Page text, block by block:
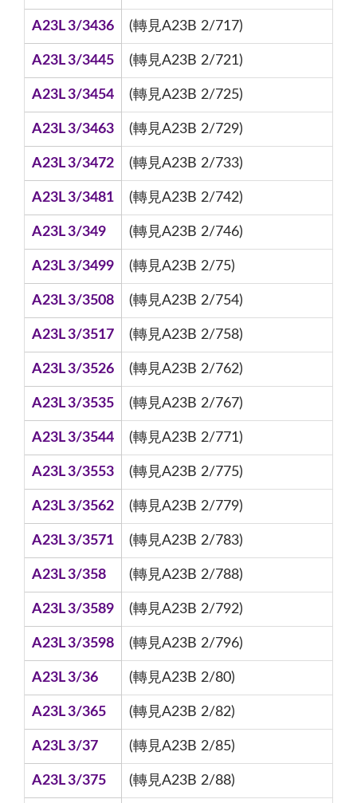
A23L 3/3436 (轉見A23B 2/717)
A23L 3/3445 (轉見A23B 2/721)
A23L 3/3454 (轉見A23B 2/725)
A23L 3/3463 (轉見A23B 2/729)
A23L 3/3472 (轉見A23B 2/733)
A23L 3/3481 (轉見A23B 2/742)
A23L 3/349 (轉見A23B 2/746)
A23L 3/3499 (轉見A23B 2/75)
A23L 3/3508 (轉見A23B 2/754)
A23L 3/3517 (轉見A23B 2/758)
A23L 3/3526 (轉見A23B 2/762)
A23L 3/3535 (轉見A23B 2/767)
A23L 3/3544 (轉見A23B 2/771)
A23L 3/3553 (轉見A23B 2/775)
A23L 3/3562 (轉見A23B 2/779)
A23L 3/3571 (轉見A23B 2/783)
A23L 3/358 (轉見A23B 2/788)
A23L 3/3589 (轉見A23B 2/792)
A23L 3/3598 (轉見A23B 2/796)
A23L 3/36 (轉見A23B 2/80)
A23L 3/365 (轉見A23B 2/82)
A23L 3/37 (轉見A23B 2/85)
A23L 3/375 (轉見A23B 2/88)